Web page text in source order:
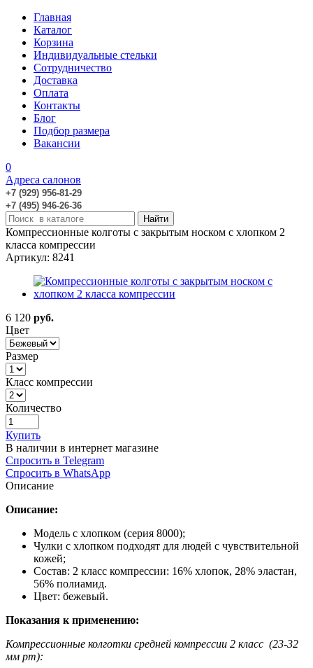
Главная
Каталог
Корзина
Индивидуальные стельки
Сотрудничество
Доставка
Оплата
Контакты
Блог
Подбор размера
Вакансии
0
Адреса салонов
+7 (929) 956-81-29
+7 (495) 946-26-36
Компрессионные колготы с закрытым носком с хлопком 2
класса компрессии
Артикул: 8241
6 120 руб.
Цвет
Размер
Класс компрессии
Количество
Купить
В наличии в интернет магазине
Спросить в Telegram
Спросить в WhatsApp
Описание
Описание:
Модель с хлопком (серия 8000);
Чулки с хлопком подходят для людей с чувствительной
кожей;
Состав: 2 класс компрессии: 16% хлопок, 28% эластан,
56% полиамид.
Цвет: бежевый.
Показания к применению:
Компрессионные колготки средней компрессии 2 класс (23-32
мм рт):